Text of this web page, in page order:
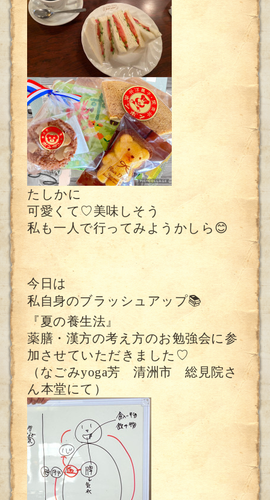
たしかに
可愛くて♡美味しそう
私も一人で行ってみようかしら😊
今日は
私自身のブラッシュアップ📚
『夏の養生法』
薬膳・漢方の考え方のお勉強会に参
加させていただきました♡
（なごみyoga芳 清洲市 総見院さ
ん本堂にて）